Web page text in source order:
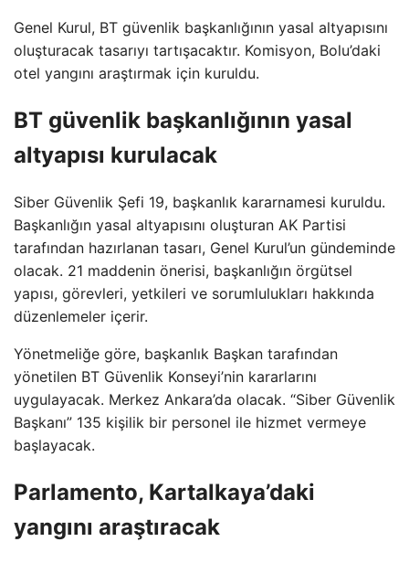
Genel Kurul, BT güvenlik başkanlığının yasal altyapısını
oluşturacak tasarıyı tartışacaktır. Komisyon, Bolu’daki
otel yangını araştırmak için kuruldu.
BT güvenlik başkanlığının yasal
altyapısı kurulacak
Siber Güvenlik Şefi 19, başkanlık kararnamesi kuruldu.
Başkanlığın yasal altyapısını oluşturan AK Partisi
tarafından hazırlanan tasarı, Genel Kurul’un gündeminde
olacak. 21 maddenin önerisi, başkanlığın örgütsel
yapısı, görevleri, yetkileri ve sorumlulukları hakkında
düzenlemeler içerir.
Yönetmeliğe göre, başkanlık Başkan tarafından
yönetilen BT Güvenlik Konseyi’nin kararlarını
uygulayacak. Merkez Ankara’da olacak. “Siber Güvenlik
Başkanı” 135 kişilik bir personel ile hizmet vermeye
başlayacak.
Parlamento, Kartalkaya’daki
yangını araştıracak